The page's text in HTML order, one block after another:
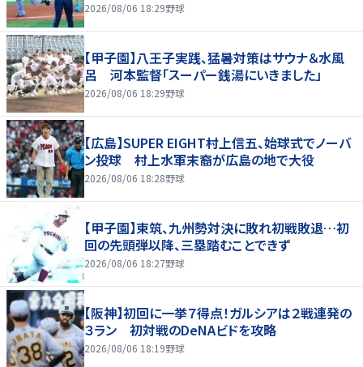
2026/08/06 18:29野球
【甲子園】八王子実践、猛暑対策はサウナ＆水風
呂 河本監督「スーパー銭湯にいきました」
2026/08/06 18:29野球
【広島】SUPER EIGHT村上信五、始球式でノーバ
ン投球 村上水軍末裔が広島の地で大役
2026/08/06 18:28野球
【甲子園】東筑、九州勢対決に敗れ初戦敗退…初
回の先頭弾以降、三塁踏むことできず
2026/08/06 18:27野球
【阪神】初回に一挙７得点！ガルシアは２戦連発の
３ラン 初対戦のDeNAビドを攻略
2026/08/06 18:19野球